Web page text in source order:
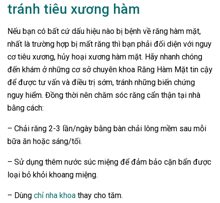
tránh tiêu xương hàm
Nếu bạn có bất cứ dấu hiệu nào bị bệnh về răng hàm mặt,
nhất là trường hợp bị mất răng thì bạn phải đối diện với nguy
cơ tiêu xương, hủy hoại xương hàm mặt. Hãy nhanh chóng
đến khám ở những cơ sở chuyên khoa Răng Hàm Mặt tin cậy
để được tư vấn và điều trị sớm, tránh những biến chứng
nguy hiểm. Đồng thời nên chăm sóc răng cẩn thận tại nhà
bằng cách:
– Chải răng 2-3 lần/ngày bằng bàn chải lông mềm sau mỗi
bữa ăn hoặc sáng/tối.
– Sử dụng thêm nước súc miệng để đảm bảo cặn bẩn được
loại bỏ khỏi khoang miệng.
– Dùng chỉ nha khoa thay cho tăm.